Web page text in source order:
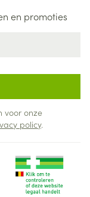
en promoties
voor onze
policy.